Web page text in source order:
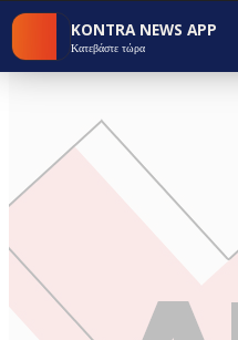
KONTRA NEWS APP
Κατεβάστε τώρα